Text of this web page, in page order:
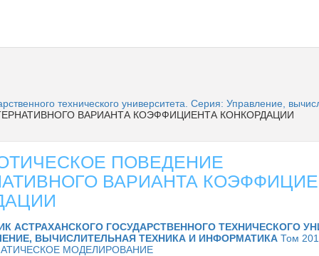
технического университета. Серия: Управление,
ВАРИАНТА КОЭФФИЦИЕНТА КОНКОРДАЦИИ
ПОВЕДЕНИЕ
ВАРИАНТА
АСТРАХАНСКОГО ГОСУДАРСТВЕННОГО ТЕХНИЧЕСКОГО
ВЫЧИСЛИТЕЛЬНАЯ ТЕХНИКА И ИНФОРМАТИКА Том
МОДЕЛИРОВАНИЕ